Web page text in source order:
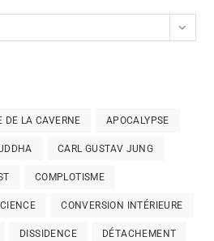
DE LA CAVERNE APOCALYPSE
CARL GUSTAV JUNG
COMPLOTISME
CONVERSION INTÉRIEURE
DISSIDENCE DÉTACHEMENT